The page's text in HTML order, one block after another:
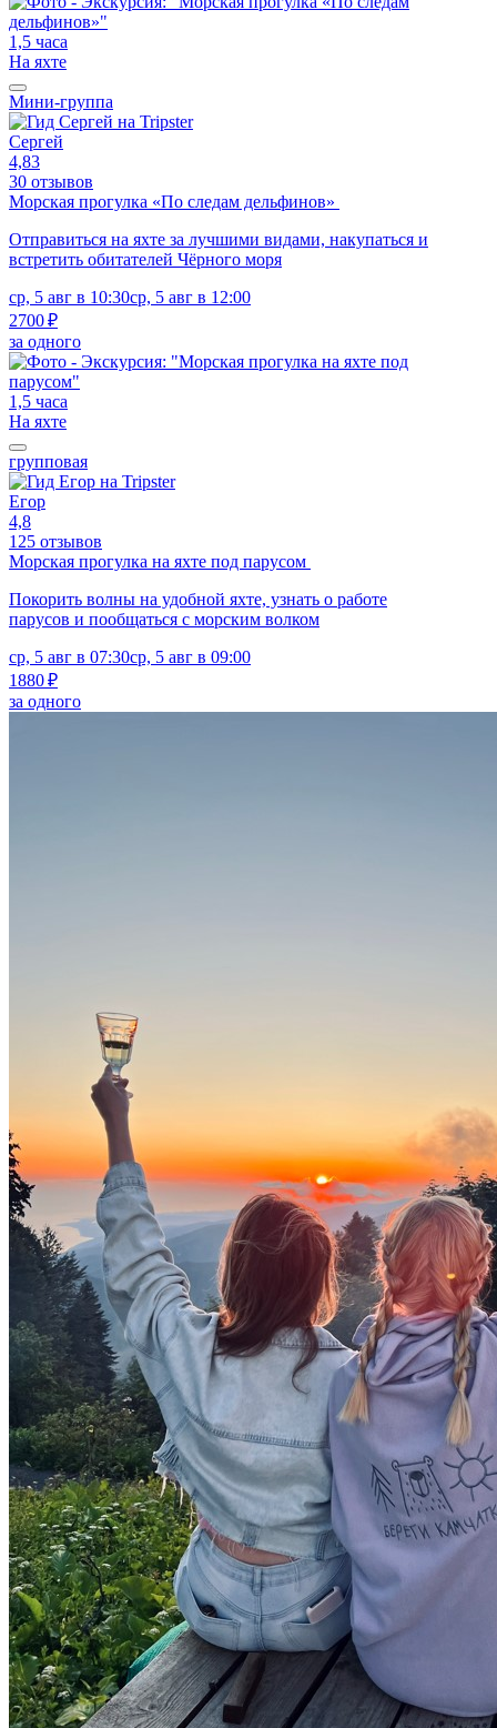
1,5 часа
На яхте
Мини-группа
Сергей
4,83
30 отзывов
Морская прогулка «По следам дельфинов»
Отправиться на яхте за лучшими видами, накупаться и
встретить обитателей Чёрного моря
ср, 5 авг в 10:30ср, 5 авг в 12:00
2700 ₽
за одного
1,5 часа
На яхте
групповая
Егор
4,8
125 отзывов
Морская прогулка на яхте под парусом
Покорить волны на удобной яхте, узнать о работе
парусов и пообщаться с морским волком
ср, 5 авг в 07:30ср, 5 авг в 09:00
1880 ₽
за одного